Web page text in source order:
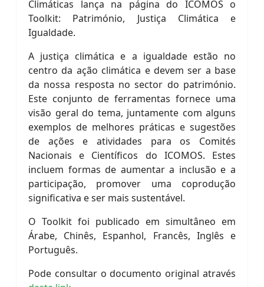
Climáticas lança na página do ICOMOS o
Toolkit: Património, Justiça Climática e
Igualdade.
A justiça climática e a igualdade estão no
centro da ação climática e devem ser a base
da nossa resposta no sector do património.
Este conjunto de ferramentas fornece uma
visão geral do tema, juntamente com alguns
exemplos de melhores práticas e sugestões
de ações e atividades para os Comités
Nacionais e Científicos do ICOMOS. Estes
incluem formas de aumentar a inclusão e a
participação, promover uma coprodução
significativa e ser mais sustentável.
O Toolkit foi publicado em simultâneo em
Árabe, Chinês, Espanhol, Francês, Inglês e
Português.
Pode consultar o documento original através